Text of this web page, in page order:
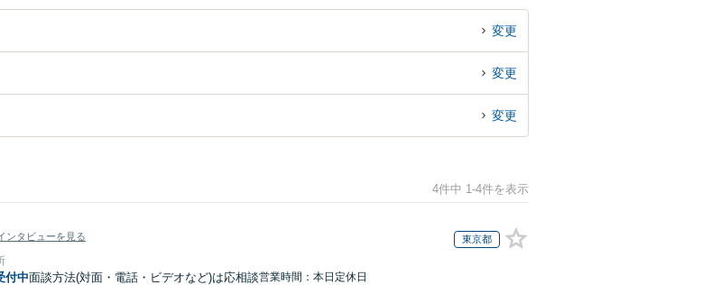
療事故のトラブル解決の実績豊富な近くの弁護士を検索したい』『初回相談無料で手術ミスによる医療事
お困りの相談者さんにおすすめです。
変更
変更
変更
4件中 1-4件を表示
ンタビューを見る 東京都
付中面談方法(対面・電話・ビデオなど)は応相談営業時間：本日定休日